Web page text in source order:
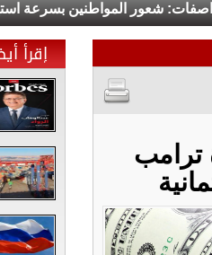
المواطنين بسرعة استهلاك
ترامب
إقرأ